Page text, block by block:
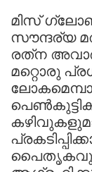
മിസ്
സൗന്ദര്യ
രത്‌ന
മറ്റൊരു
പൈതൃകവും